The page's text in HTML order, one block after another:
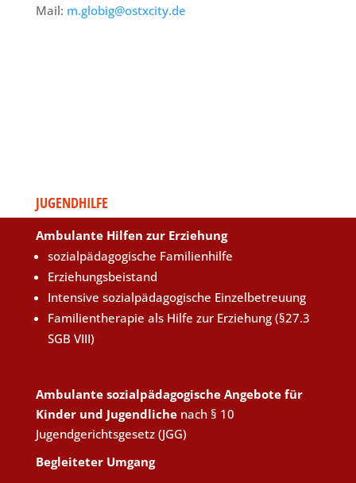
Mail: m.globig@ostxcity.de
JUGENDHILFE
Ambulante Hilfen zur Erziehung
sozialpädagogische Familienhilfe
Erziehungsbeistand
Intensive sozialpädagogische Einzelbetreuung
Familientherapie als Hilfe zur Erziehung (§27.3
SGB VIII)
Ambulante sozialpädagogische Angebote für
Kinder und Jugendliche nach § 10
Jugendgerichtsgesetz (JGG)
Begleiteter Umgang